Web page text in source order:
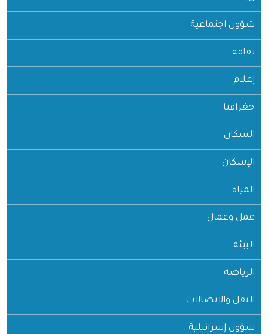
شؤون اجتماعية
ثقافة
إعلام
جغرافيا
السكان
الإسكان
المياه
عمل وعمال
البيئة
الرياضة
النقل والاتصالات
شؤون إسرائيلية